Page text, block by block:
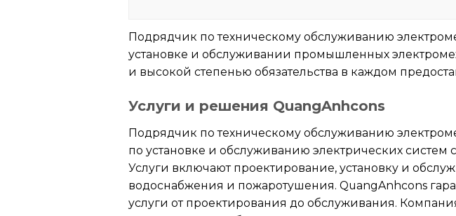
Подрядчик по техническому обслуживанию
установке и обслуживании промышленных
и высокой степенью обязательства в каждом
Услуги и решения QuangAnhcons
Подрядчик по техническому обслуживанию
по установке и обслуживанию электрических
Услуги включают проектирование, установку и
водоснабжения и пожаротушения. QuangAnhcons
услуги от проектирования до обслуживания.